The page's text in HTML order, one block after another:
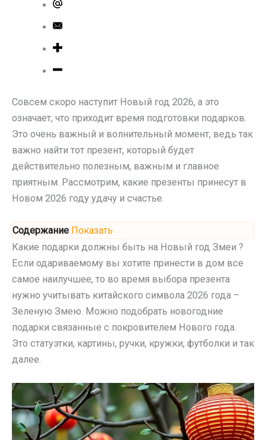
Совсем скоро наступит Новый год 2026, а это
означает, что приходит время подготовки подарков.
Это очень важный и волнительный момент, ведь так
важно найти тот презент, который будет
действительно полезным, важным и главное
приятным. Рассмотрим, какие презенты принесут в
Новом 2026 году удачу и счастье.
Содержание Показать
Какие подарки должны быть на Новый год Змеи ?
Если одариваемому вы хотите принести в дом все
самое наилучшее, то во время выбора презента
нужно учитывать китайского символа 2026 года –
Зеленую Змею. Можно подобрать новогодние
подарки связанные с покровителем Нового года.
Это статуэтки, картины, ручки, кружки, футболки и так
далее.